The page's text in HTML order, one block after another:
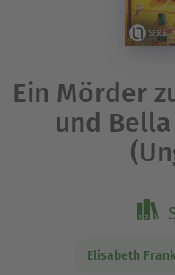
Ein Mörder
und
Elisabeth Frank